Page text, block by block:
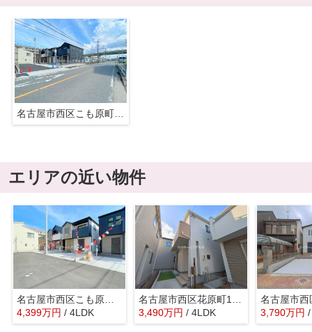
名古屋市西区こも原町181『仲介料無料』3号棟｜新築戸建て
エリアの近い物件
名古屋市西区こも原町181『仲介料無料』2号棟｜新築戸建て
4,399万円 / 4LDK
名古屋市西区花原町118『仲介料無料』新築戸建て
3,490万円 / 4LDK 3,790万円